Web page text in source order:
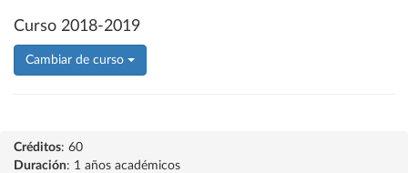
Curso 2018-2019
Cambiar de curso
Créditos: 60
Duración: 1 años académicos